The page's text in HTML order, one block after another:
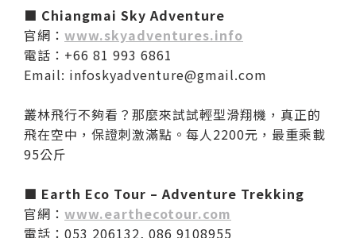
■ Chiangmai Sky Adventure
官網： www.skyadventures.info
電話：+66 81 993 6861
Email: infoskyadventure@gmail.com
叢林飛行不夠看？那麼來試試輕型滑翔機，真正的
飛在空中，保證刺激滿點。每人2200元，最重乘載
95公斤
■ Earth Eco Tour – Adventure Trekking
官網： www.earthecotour.com
電話：053 206132, 086 9108955